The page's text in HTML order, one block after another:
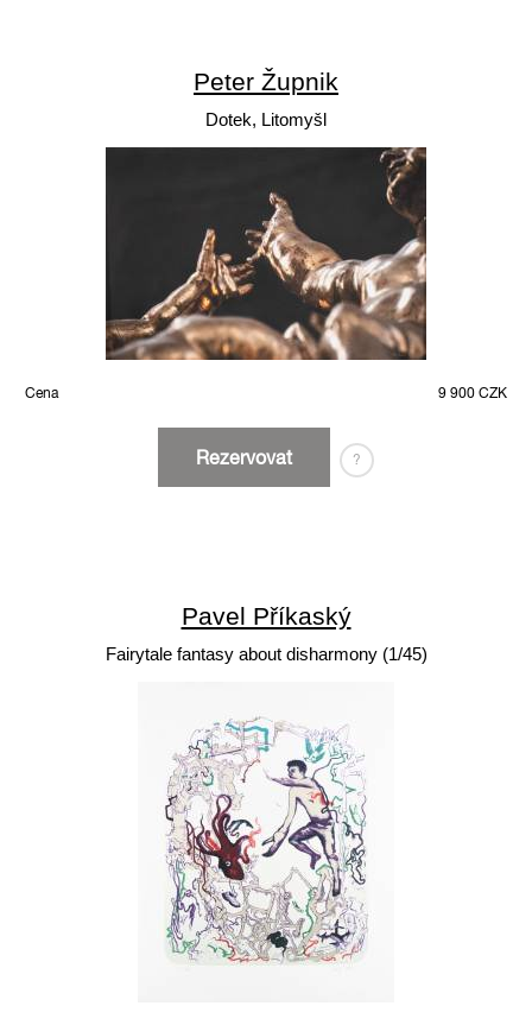
Peter Župnik
Dotek, Litomyšl
Cena 9 900 CZK
Rezervovat ?
Pavel Příkaský
Fairytale fantasy about disharmony (1/45)